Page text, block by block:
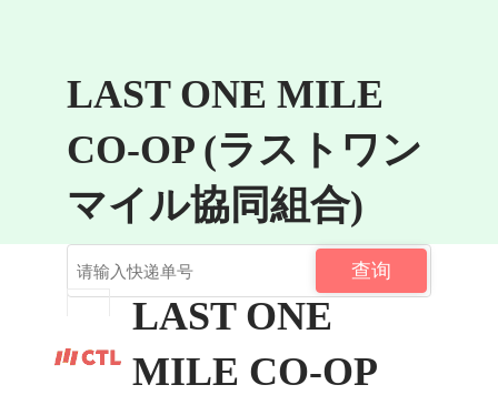
LAST ONE MILE
CO-OP (ラストワン
マイル協同組合)
查询
LAST ONE
MILE CO-OP